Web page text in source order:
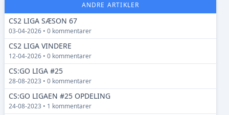
ANDRE ARTIKLER
CS2 LIGA SÆSON 67
03-04-2026 • 0 kommentarer
CS2 LIGA VINDERE
12-04-2026 • 0 kommentarer
CS:GO LIGA #25
28-08-2023 • 0 kommentarer
CS:GO LIGAEN #25 OPDELING
24-08-2023 • 1 kommentarer